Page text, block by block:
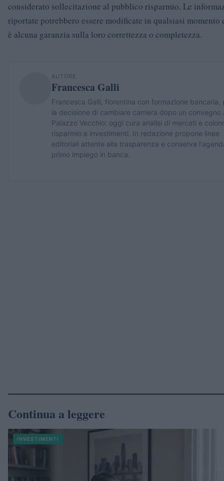
considerato sollecitazione al pubblico risparmio. Le
riportate potrebbero essere modificate in qualsiasi momento
è alcuna garanzia sulla loro correttezza o completezza.
AUTORE
Francesca Galli
Francesca Galli, fiorentina con formazione bancaria,
la decisione di cambiare carriera dopo un convegno
Palazzo Vecchio: oggi cura analisi di mercati e
risparmio e investimenti. In redazione propone linee
editoriali attente alla trasparenza e conserva
primo impiego in banca.
Continua a leggere
INVESTIMENTI